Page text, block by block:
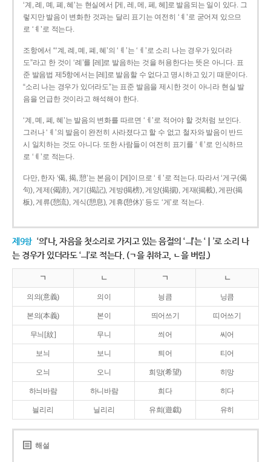
‘계, 례, 몌, 폐, 혜’는 현실에서 [게, 레, 메, 페, 헤]로 발음되는 일이 있다. 그
렇지만 발음이 변화한 것과는 달리 표기는 여전히 ‘ㅖ’로 굳어져 있으므
로 ‘ㅖ’로 적는다.
조항에서 “‘계, 례, 몌, 폐, 혜’의 ‘ㅖ’는 ‘ㅔ’로 소리 나는 경우가 있더라
도”라고 한 것이 ‘례’를 [레]로 발음하는 것을 허용한다는 뜻은 아니다. 표
준 발음법 제5항에서는 [레]로 발음할 수 없다고 명시하고 있기 때문이다.
“소리 나는 경우가 있더라도”는 표준 발음을 제시한 것이 아니라 현실 발
음을 언급한 것이라고 해석해야 한다.
‘계, 몌, 폐, 혜’는 발음의 변화를 따르면 ‘ㅔ’로 적어야 할 것처럼 보인다.
그러나 ‘ㅖ’의 발음이 완전히 사라졌다고 할 수 없고 철자와 발음이 반드
시 일치하는 것도 아니다. 또한 사람들이 여전히 표기를 ‘ㅖ’로 인식하므
로 ‘ㅖ’로 적는다.
다만, 한자 ‘偈, 揭, 憩’는 본음이 [게]이므로 ‘ㅔ’로 적는다. 따라서 ‘게구(偈
句), 게제(偈諦), 게기(揭記), 게방(揭榜), 게양(揭揚), 게재(揭載), 게판(揭
板), 게류(憩流), 게식(憩息), 게휴(憩休)’ 등도 ‘게’로 적는다.
제9항 ‘의’나, 자음을 첫소리로 가지고 있는 음절의 ‘ㅢ’는 ‘ㅣ’로 소리 나
는 경우가 있더라도 ‘ㅢ’로 적는다. (ㄱ을 취하고, ㄴ을 버림.)
ㄱ ㄴ ㄱ ㄴ
의의(意義) 의이 닁큼 닝큼
본의(本義) 본이 띄어쓰기 띠어쓰기
무늬[紋] 무니 씌어 씨어
보늬 보니 틔어 티어
오늬 오니 희망(希望) 히망
하늬바람 하니바람 희다 히다
늴리리 닐리리 유희(遊戱) 유히
해설